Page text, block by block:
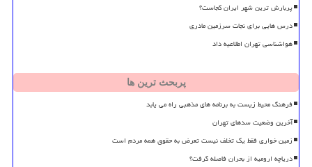
پربارش ترین شهر ایران کجاست؟
درس هایی برای نجات سرزمین مادری
هواشناسی تهران اطلاعیه داد
پربحث ترین ها
فرهنگ محیط زیست به برنامه های مذهبی راه می یابد
آخرین وضعیت سدهای تهران
زمین خواری فقط یک تخلف نیست تعرض به حقوق همه مردم است
دریاچه ارومیه از بحران فاصله گرفت؟